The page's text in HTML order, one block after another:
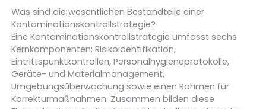
Was sind die wesentlichen Bestandteile einer
Kontaminationskontrollstrategie?
Eine Kontaminationskontrollstrategie umfasst sechs
Kernkomponenten: Risikoidentifikation,
Eintrittspunktkontrollen, Personalhygieneprotokolle,
Geräte- und Materialmanagement,
Umgebungsüberwachung sowie einen Rahmen für
Korrekturmaßnahmen. Zusammen bilden diese